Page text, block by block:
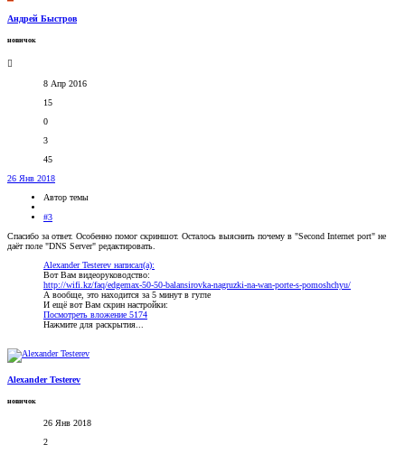
Андрей Быстров
новичок
8 Апр 2016
15
0
3
45
26 Янв 2018
Автор темы
#3
Спасибо за ответ. Особенно помог скриншот. Осталось выяснить почему в "Second Internet port" не
даёт поле "DNS Server" редактировать.
Alexander Testerev написал(а):
Вот Вам видеоруководство:
http://wifi.kz/faq/edgemax-50-50-balansirovka-nagruzki-na-wan-porte-s-pomoshchyu/
А вообще, это находится за 5 минут в гугле
И ещё вот Вам скрин настройки:
Посмотреть вложение 5174
Нажмите для раскрытия...
Alexander Testerev
новичок
26 Янв 2018
2